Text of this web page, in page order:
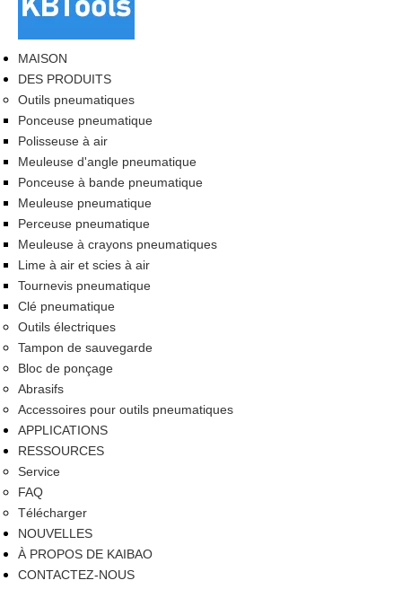
MAISON
DES PRODUITS
Outils pneumatiques
Ponceuse pneumatique
Polisseuse à air
Meuleuse d'angle pneumatique
Ponceuse à bande pneumatique
Meuleuse pneumatique
Perceuse pneumatique
Meuleuse à crayons pneumatiques
Lime à air et scies à air
Tournevis pneumatique
Clé pneumatique
Outils électriques
Tampon de sauvegarde
Bloc de ponçage
Abrasifs
Accessoires pour outils pneumatiques
APPLICATIONS
RESSOURCES
Service
FAQ
Télécharger
NOUVELLES
À PROPOS DE KAIBAO
CONTACTEZ-NOUS